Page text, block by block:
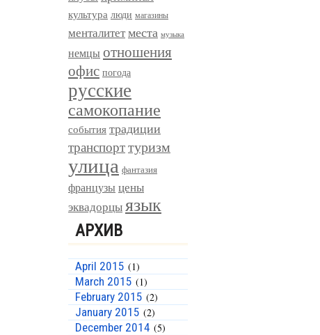
культура люди магазины
менталитетместа музыка
немцы отношения
офис погода
русские
самокопание
события традиции
транспорттуризм
улица фантазия
французы цены
эквадорцыязык
АРХИВ
April 2015 (1)
March 2015 (1)
February 2015 (2)
January 2015 (2)
December 2014 (5)